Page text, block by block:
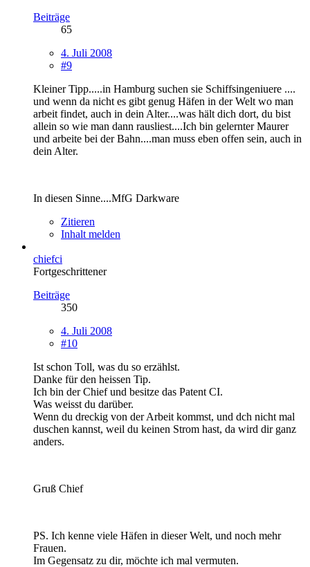
Beiträge
65
4. Juli 2008
#9
Kleiner Tipp.....in Hamburg suchen sie Schiffsingeniuere ....
und wenn da nicht es gibt genug Häfen in der Welt wo man
arbeit findet, auch in dein Alter....was hält dich dort, du bist
allein so wie man dann rausliest....Ich bin gelernter Maurer
und arbeite bei der Bahn....man muss eben offen sein, auch in
dein Alter.
In diesen Sinne....MfG Darkware
Zitieren
Inhalt melden
chiefci
Fortgeschrittener
Beiträge
350
4. Juli 2008
#10
Ist schon Toll, was du so erzählst.
Danke für den heissen Tip.
Ich bin der Chief und besitze das Patent CI.
Was weisst du darüber.
Wenn du dreckig von der Arbeit kommst, und dch nicht mal
duschen kannst, weil du keinen Strom hast, da wird dir ganz
anders.
Gruß Chief
PS. Ich kenne viele Häfen in dieser Welt, und noch mehr
Frauen.
Im Gegensatz zu dir, möchte ich mal vermuten.